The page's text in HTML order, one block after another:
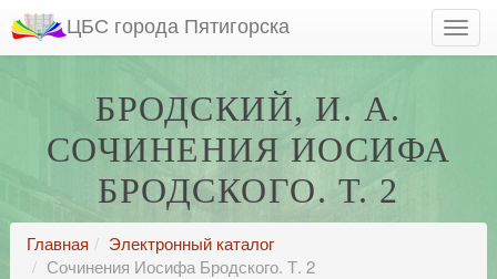
ЦБС города Пятигорска
БРОДСКИЙ, И. А.
СОЧИНЕНИЯ ИОСИФА
БРОДСКОГО. Т. 2
Главная
Электронный каталог
Сочинения Иосифа Бродского. Т. 2